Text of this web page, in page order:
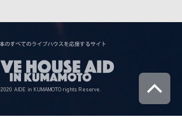
2020 AIDE in KUMAMOTO rights Reserve.